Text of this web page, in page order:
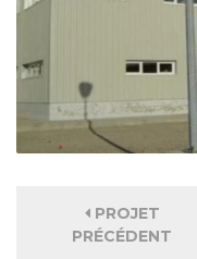
PROJET
PRÉCÉDENT